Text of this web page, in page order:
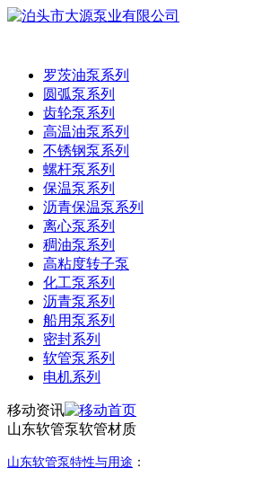
罗茨油泵系列
圆弧泵系列
齿轮泵系列
高温油泵系列
不锈钢泵系列
螺杆泵系列
保温泵系列
沥青保温泵系列
离心泵系列
稠油泵系列
高粘度转子泵
化工泵系列
沥青泵系列
船用泵系列
密封系列
软管泵系列
电机系列
移动资讯
山东软管泵软管材质
山东软管泵特性与用途 ：